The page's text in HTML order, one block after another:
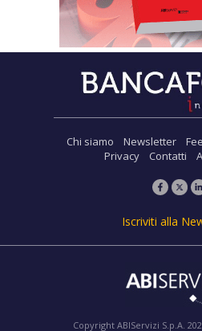
Chi siamo Newsletter
Privacy
Contatti
Iscriviti alla
Copyright ABIServizi S.p.A.